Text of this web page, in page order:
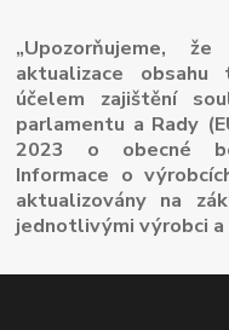
„Upozorňujeme,
aktualizace
účelem zajištění
parlamentu a Rady
2023 o obecné
Informace o
aktualizovány na
jednotlivými výrobci a